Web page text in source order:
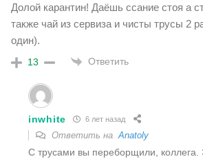
Долой карантин! Даёшь ссание стоя а
также чай из сервиза и чисты трусы 2
один).
13 Ответить
inwhite 6 лет назад
Ответить на Anatoly
С трусами вы переборщили, коллега.